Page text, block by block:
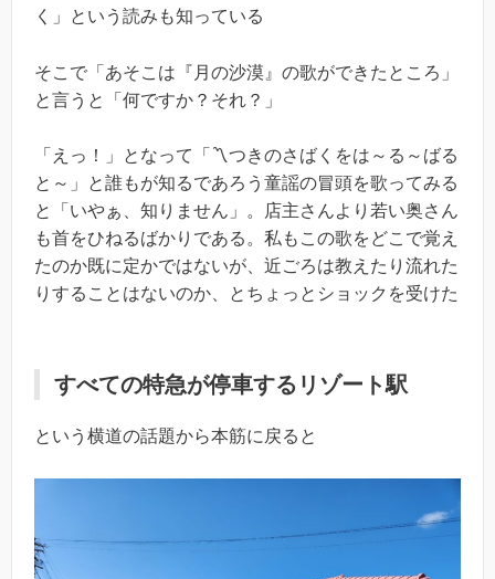
く」という読みも知っている
そこで「あそこは『月の沙漠』の歌ができたところ」
と言うと「何ですか？それ？」
「えっ！」となって「〽つきのさばくをは～る～ばる
と～」と誰もが知るであろう童謡の冒頭を歌ってみる
と「いやぁ、知りません」。店主さんより若い奥さん
も首をひねるばかりである。私もこの歌をどこで覚え
たのか既に定かではないが、近ごろは教えたり流れた
りすることはないのか、とちょっとショックを受けた
すべての特急が停車するリゾート駅
という横道の話題から本筋に戻ると